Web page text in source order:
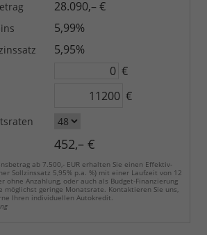
28.090,– €
5,99%
5,95%
€
€
452,– €
ab 7.500,- EUR erhalten Sie einen Effektiv-
Sollzinssatz 5,95% p.a. %) mit einer Laufzeit von 12
ohne Anzahlung, oder auch als Budget-Finanzierung
möglichst geringe Monatsrate. Kontaktieren Sie uns,
Ihren individuellen Autokredit.